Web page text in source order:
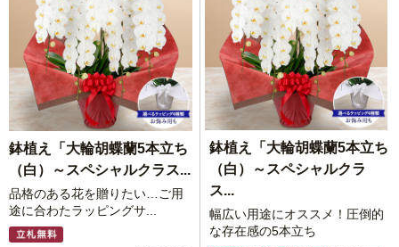
鉢植え「大輪胡蝶蘭5本立ち
（白）～スペシャルクラス...
品格のある花を贈りたい…ご用
途に合わたラッピングサ...
鉢植え「大輪胡蝶蘭5本立ち
（白）～スペシャルクラ
ス...
幅広い用途にオススメ！圧倒的
な存在感の5本立ち